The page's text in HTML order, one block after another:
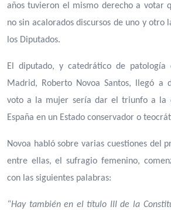
años tuvieron el mismo derecho a votar
no sin acalorados discursos de uno y otro
los Diputados.
El diputado, y catedrático de patología
Madrid, Roberto Novoa Santos, llegó a
voto a la mujer sería dar el triunfo a la
España en un Estado conservador o
Novoa habló sobre varias cuestiones del
entre ellas, el sufragio femenino,
con las siguientes palabras:
“Hay también en el título III de la